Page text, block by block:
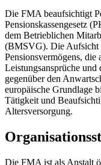
Die FMA beaufsichtigt
Pensionskassengesetz
dem Betrieblichen
(BMSVG). Die Aufsicht
Pensionsvermögens,
Leistungsansprüche
gegenüber den
europäische Grundlage
Tätigkeit und
Altersversorgung.
Die FMA ist als Anstalt